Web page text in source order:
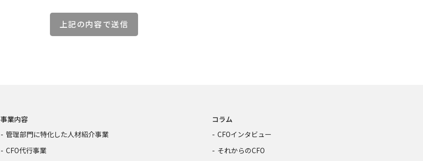
事業内容
管理部門に特化した人材紹介事業
CFO代行事業
コラム
CFOインタビュー
それからのCFO